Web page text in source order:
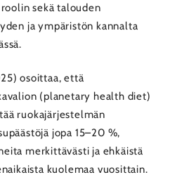
sekä talouden
ja ympäristön kannalta
osoittaa, että
(planetary health diet)
ruokajärjestelmän
jopa 15–20 %,
merkittävästi ja ehkäistä
kuolemaa vuosittain.